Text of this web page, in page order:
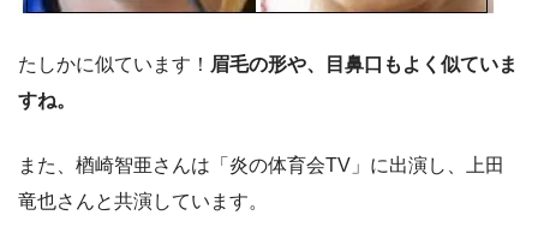
たしかに似ています！ 眉毛の形や、目鼻口もよく似ていま
すね。
また、楢崎智亜さんは「炎の体育会TV」に出演し、上田
竜也さんと共演しています。